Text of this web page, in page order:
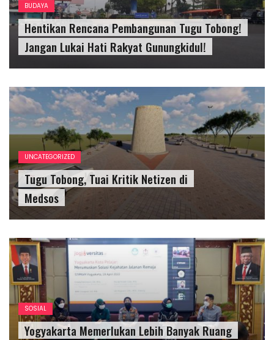
BUDAYA
Hentikan Rencana Pembangunan Tugu Tobong!
Jangan Lukai Hati Rakyat Gunungkidul!
UNCATEGORIZED
Tugu Tobong, Tuai Kritik Netizen di
Medsos
SOSIAL
Yogyakarta Memerlukan Lebih Banyak Ruang